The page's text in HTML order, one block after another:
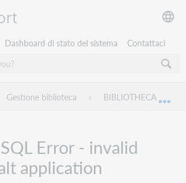
Dashboard di stato del sistema Contattaci
la gerarchia globale
Gestione biblioteca BIBLIOTHECA
Error - invalid
application